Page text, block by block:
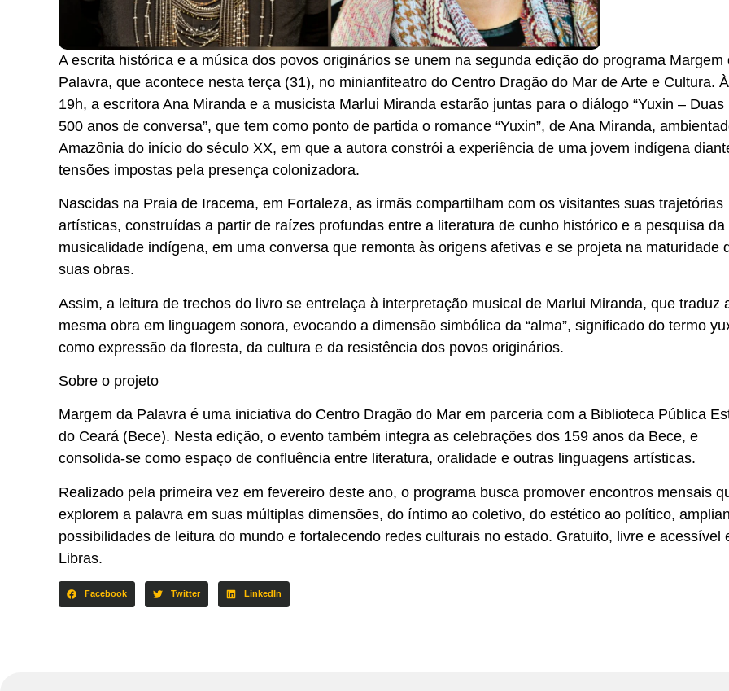
A escrita histórica e a música dos povos originários se unem na segunda edição do programa Margem
Palavra, que acontece nesta terça (31), no minianfiteatro do Centro Dragão do Mar de Arte e Cultura.
19h, a escritora Ana Miranda e a musicista Marlui Miranda estarão juntas para o diálogo “Yuxin – Duas
500 anos de conversa”, que tem como ponto de partida o romance “Yuxin”, de Ana Miranda,
Amazônia do início do século XX, em que a autora constrói a experiência de uma jovem indígena
tensões impostas pela presença colonizadora.
Nascidas na Praia de Iracema, em Fortaleza, as irmãs compartilham com os visitantes suas trajetórias
artísticas, construídas a partir de raízes profundas entre a literatura de cunho histórico e a pesquisa da
musicalidade indígena, em uma conversa que remonta às origens afetivas e se projeta na maturidade
suas obras.
Assim, a leitura de trechos do livro se entrelaça à interpretação musical de Marlui Miranda, que traduz
mesma obra em linguagem sonora, evocando a dimensão simbólica da “alma”, significado do termo
como expressão da floresta, da cultura e da resistência dos povos originários.
Sobre o projeto
Margem da Palavra é uma iniciativa do Centro Dragão do Mar em parceria com a Biblioteca Pública
do Ceará (Bece). Nesta edição, o evento também integra as celebrações dos 159 anos da Bece, e
consolida-se como espaço de confluência entre literatura, oralidade e outras linguagens artísticas.
Realizado pela primeira vez em fevereiro deste ano, o programa busca promover encontros mensais
explorem a palavra em suas múltiplas dimensões, do íntimo ao coletivo, do estético ao político,
possibilidades de leitura do mundo e fortalecendo redes culturais no estado. Gratuito, livre e acessível
Libras.
Facebook Twitter LinkedIn